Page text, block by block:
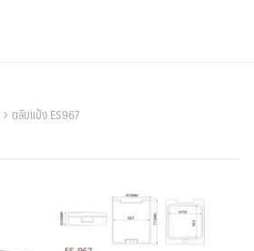
ตลับแป้ง ES967